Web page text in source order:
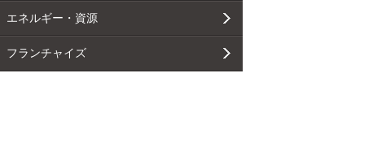
エネルギー・資源
フランチャイズ